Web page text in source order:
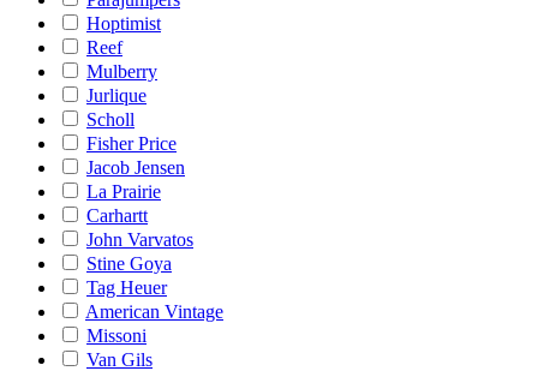
Hoptimist
Reef
Mulberry
Jurlique
Scholl
Fisher Price
Jacob Jensen
La Prairie
Carhartt
John Varvatos
Stine Goya
Tag Heuer
American Vintage
Missoni
Van Gils